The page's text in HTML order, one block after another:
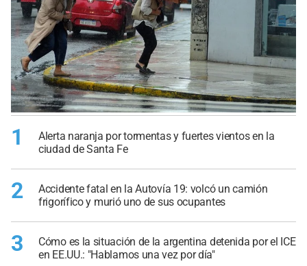
1
Alerta naranja por tormentas y fuertes vientos en la
ciudad de Santa Fe
2
Accidente fatal en la Autovía 19: volcó un camión
frigorífico y murió uno de sus ocupantes
3
Cómo es la situación de la argentina detenida por el ICE
en EE.UU.: "Hablamos una vez por día"